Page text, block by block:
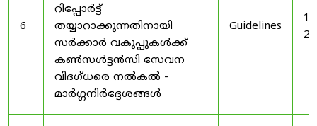
6
റിപ്പോർട്ട്
തയ്യാറാക്കുന്നതിനായി
സർക്കാർ വകുപ്പുകൾക്ക്
കൺസൾട്ടൻസി സേവന
വിദഗ്ധരെ നൽകൽ -
മാർഗ്ഗനിർദ്ദേശങ്ങൾ
Guidelines